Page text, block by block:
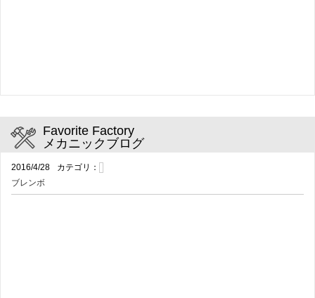
Favorite Factory
メカニックブログ
2016/4/28
カテゴリ：
ブレンボ